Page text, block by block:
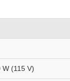
(115 V)